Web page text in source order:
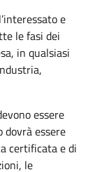
e
le fasi dei
in qualsiasi
essere
dovrà essere
certificata e di
le